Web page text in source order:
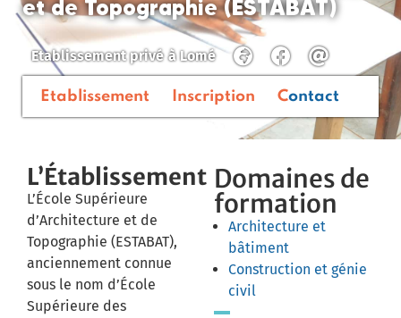
et de Topographie (ESTABAT)
Etablissement privé àLomé
Etablissement Inscription Contact
L’Établissement
L’École Supérieure
d’Architecture et de
Topographie (ESTABAT),
anciennement connue
sous le nom d’École
Supérieure des
Domaines de
formation
Architecture et
bâtiment
Construction et génie
civil